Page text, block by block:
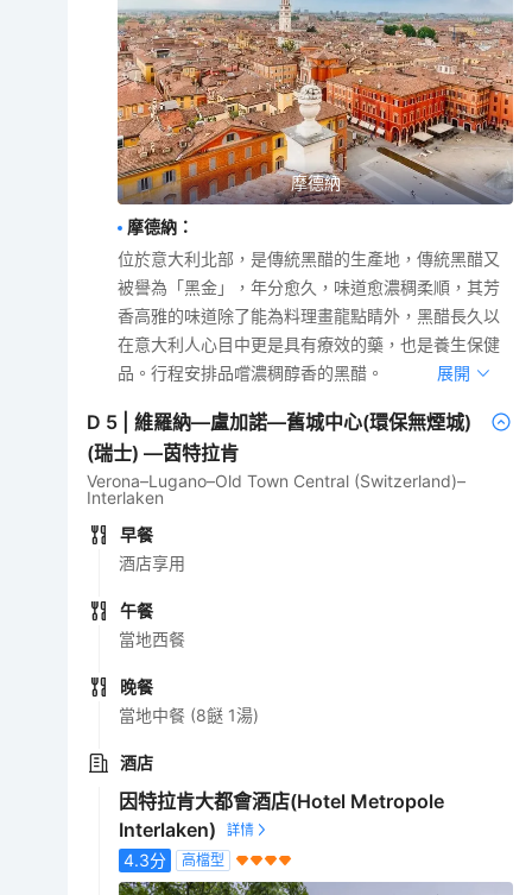
摩德納
摩德納 ：
位於意大利北部，是傳統黑醋的生產地，傳統黑醋又
被譽為「黑金」，年分愈久，味道愈濃稠柔順，其芳
香高雅的味道除了能為料理畫龍點睛外，黑醋長久以
在意大利人心目中更是具有療效的藥，也是養生保健
品。行程安排品嚐濃稠醇香的黑醋。
展開
D 5 |維羅納—盧加諾—舊城中心(環保無煙城)
(瑞士) —茵特拉肯
Verona–Lugano–Old Town Central (Switzerland)–
Interlaken
早餐
酒店享用
午餐
當地西餐
晚餐
當地中餐 (8餸 1湯)
酒店
因特拉肯大都會酒店(Hotel Metropole
Interlaken)
4.3分 高檔型